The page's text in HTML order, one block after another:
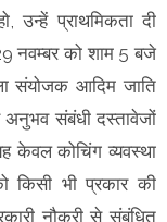
उन्हें प्राथमिकता दी
नवम्बर को शाम 5 बजे
संयोजक आदिम जाति
अनुभव संबंधी दस्तावेजों
केवल कोचिंग व्यवस्था
किसी भी प्रकार की
नौकरी से संबंधित